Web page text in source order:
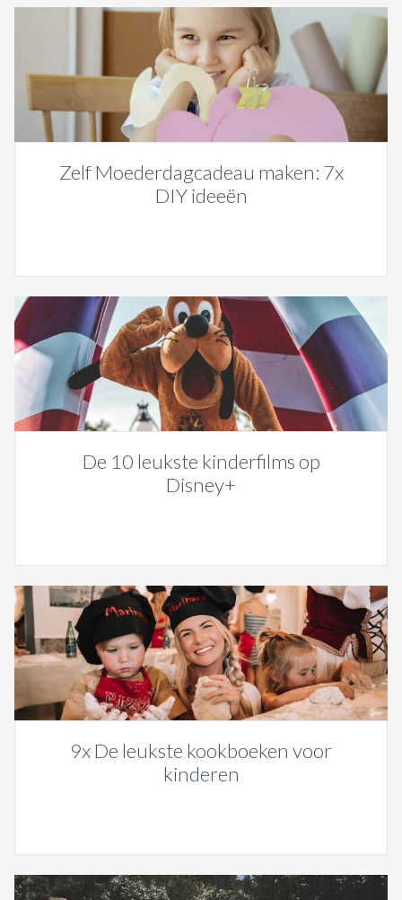
Zelf Moederdagcadeau maken: 7x
DIY ideeën
De 10 leukste kinderfilms op
Disney+
9x De leukste kookboeken voor
kinderen